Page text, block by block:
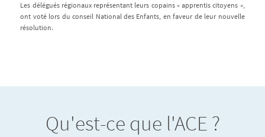
Les délégués régionaux représentant leurs copains « apprentis citoyens »,
ont voté lors du conseil National des Enfants, en faveur de leur nouvelle
résolution.
Qu'est-ce que l'ACE ?